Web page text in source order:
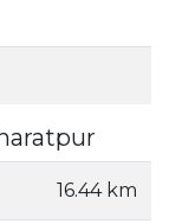
16.44 km